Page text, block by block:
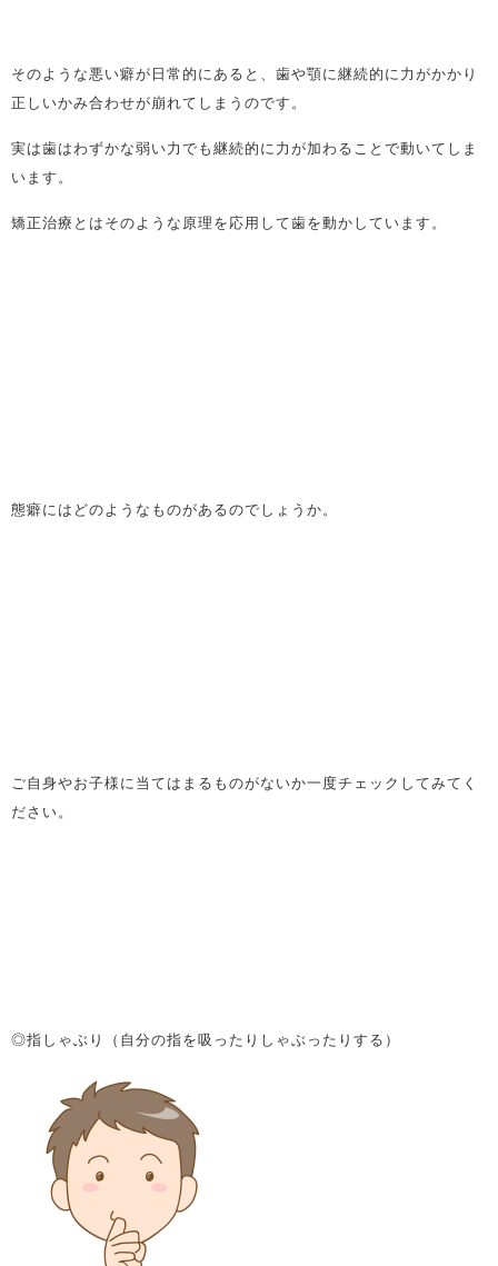
そのような悪い癖が日常的にあると、歯や顎に継続的に力がかかり
正しいかみ合わせが崩れてしまうのです。
実は歯はわずかな弱い力でも継続的に力が加わることで動いてしま
います。
矯正治療とはそのような原理を応用して歯を動かしています。
態癖にはどのようなものがあるのでしょうか。
ご自身やお子様に当てはまるものがないか一度チェックしてみてく
ださい。
◎指しゃぶり（自分の指を吸ったりしゃぶったりする）